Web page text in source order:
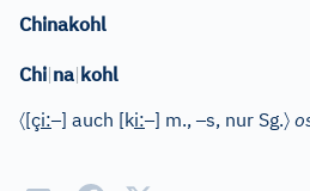
Chinakohl
Chi|na|kohl
〈[çi:–] auch [ki:–] m.,–s, nur Sg.〉